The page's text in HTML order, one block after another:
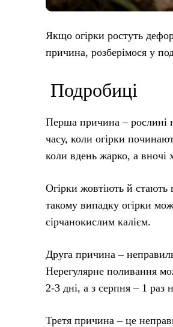
Якщо огірки ростуть
причина, розберімося у
Подробиці
Перша причина – рослині
часу, коли огірки
коли вдень жарко, а вночі
Огірки жовтіють й стають
такому випадку огірки
сірчанокислим калієм.
Друга причина –
Нерегулярне поливання
2-3 дні, а з серпня – 1 раз
Третя причина – це